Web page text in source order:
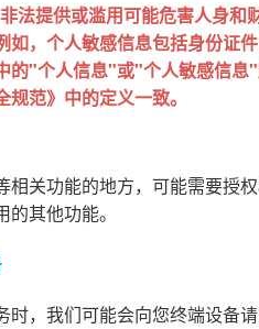
法提供或滥用可能危害人身
如，个人敏感信息包括身份证
的"个人信息"或"个人敏感信
范》中的定义一致。
相关功能的地方，可能需要授
其他功能。
，我们可能会向您终端设备请